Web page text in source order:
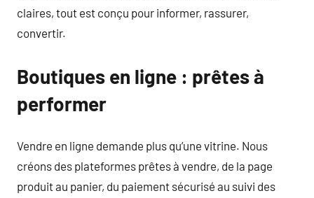
claires, tout est conçu pour informer, rassurer,
convertir.
Boutiques en ligne : prêtes à
performer
Vendre en ligne demande plus qu’une vitrine. Nous
créons des plateformes prêtes à vendre, de la page
produit au panier, du paiement sécurisé au suivi des